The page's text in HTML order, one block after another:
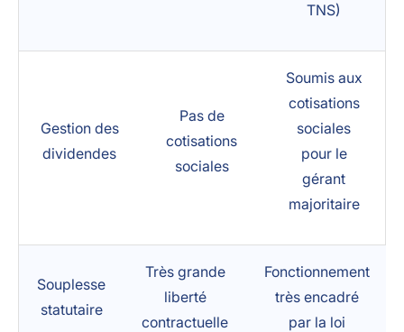
TNS)
Gestion des
dividendes
Pas de
cotisations
sociales
Soumis aux
cotisations
sociales
pour le
gérant
majoritaire
Souplesse
statutaire
Très grande
liberté
contractuelle
Fonctionnement
très encadré
par la loi